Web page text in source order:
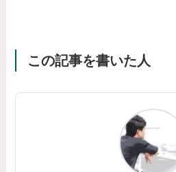
この記事を書いた人